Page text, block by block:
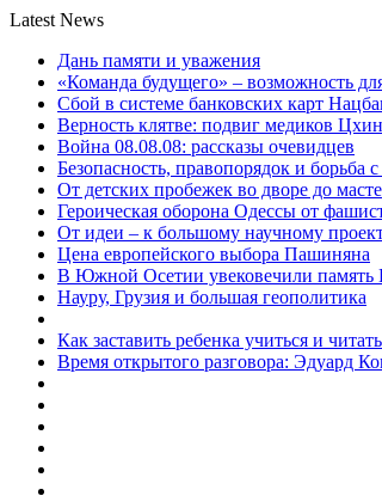
Latest News
Дань памяти и уважения
«Команда будущего» – возможность
Сбой в системе банковских карт
Верность клятве: подвиг медиков
Война 08.08.08: рассказы очевидцев
Безопасность, правопорядок и борьба
От детских пробежек во дворе до
Героическая оборона Одессы от
От идеи – к большому научному
Цена европейского выбора Пашиняна
В Южной Осетии увековечили память
Науру, Грузия и большая геополитика
Как заставить ребенка учиться и
Время открытого разговора: Эдуард